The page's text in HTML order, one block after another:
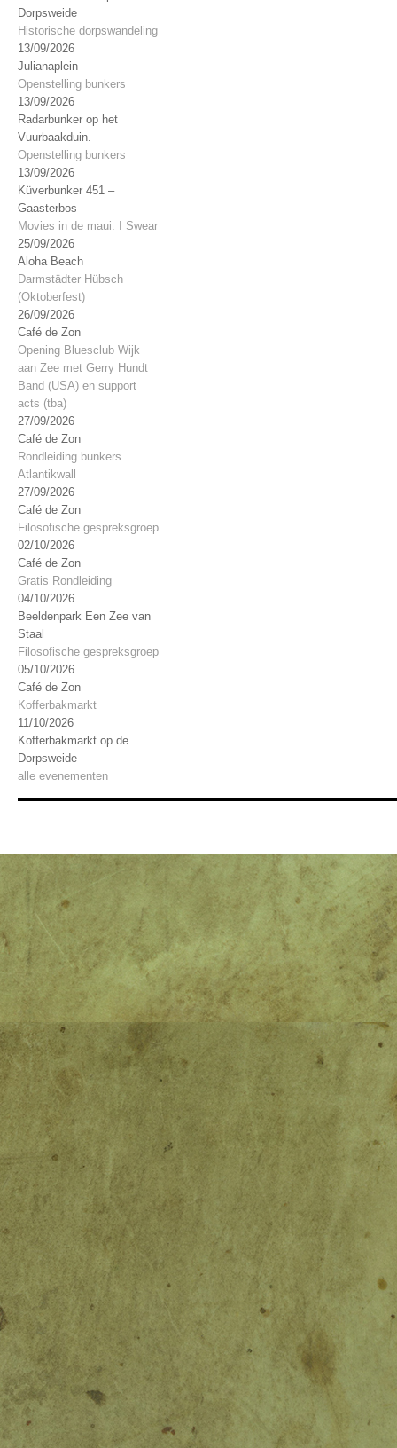
Dorpsweide
Historische dorpswandeling
13/09/2026
Julianaplein
Openstelling bunkers
13/09/2026
Radarbunker op het
Vuurbaakduin.
Openstelling bunkers
13/09/2026
Küverbunker 451 –
Gaasterbos
Movies in de maui: I Swear
25/09/2026
Aloha Beach
Darmstädter Hübsch
(Oktoberfest)
26/09/2026
Café de Zon
Opening Bluesclub Wijk
aan Zee met Gerry Hundt
Band (USA) en support
acts (tba)
27/09/2026
Café de Zon
Rondleiding bunkers
Atlantikwall
27/09/2026
Café de Zon
Filosofische gespreksgroep
02/10/2026
Café de Zon
Gratis Rondleiding
04/10/2026
Beeldenpark Een Zee van
Staal
Filosofische gespreksgroep
05/10/2026
Café de Zon
Kofferbakmarkt
11/10/2026
Kofferbakmarkt op de
Dorpsweide
alle evenementen